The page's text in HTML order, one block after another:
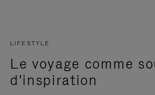
LIFESTYLE
Le voyage comme
d'inspiration